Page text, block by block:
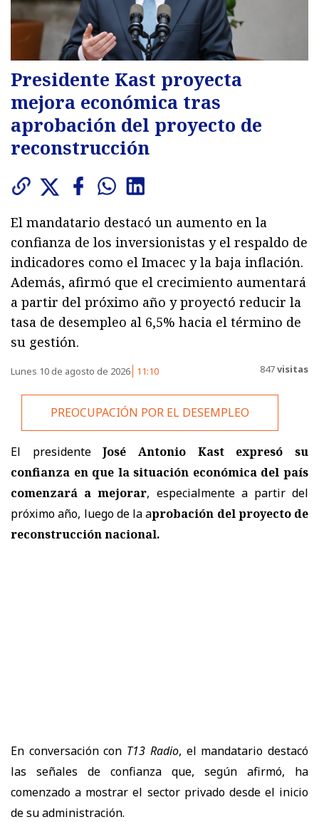
Presidente Kast proyecta
mejora económica tras
aprobación del proyecto de
reconstrucción
El mandatario destacó un aumento en la
confianza de los inversionistas y el respaldo de
indicadores como el Imacec y la baja inflación.
Además, afirmó que el crecimiento aumentará
a partir del próximo año y proyectó reducir la
tasa de desempleo al 6,5% hacia el término de
su gestión.
Lunes 10 de agosto de 2026 11:10 847visitas
PREOCUPACIÓN POR EL DESEMPLEO
El presidenteJosé Antonio Kast expresó su
confianza en que la situación económica del país
comenzará a mejorar, especialmente a partir del
próximo año, luego de la aprobación del proyecto de
reconstrucción nacional.
En conversación con T13 Radio, el mandatario destacó
las señales de confianza que, según afirmó, ha
comenzado a mostrar el sector privado desde el inicio
de su administración.